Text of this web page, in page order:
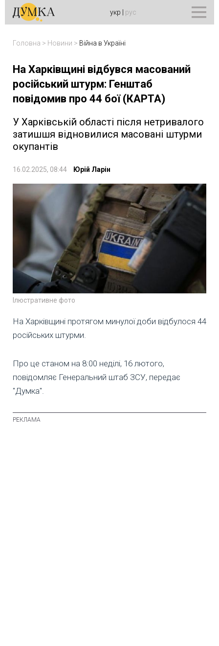
укр рус
Головна > Новини > Війна в Україні
На Харківщині відбувся масований
російський штурм: Генштаб
повідомив про 44 бої (КАРТА)
У Харківській області після нетривалого
затишшя відновилися масовані штурми
окупантів
16.02.2025, 08:44 Юрій Ларін
Ілюстративне фото
На Харківщині протягом минулої доби відбулося 44
російських штурми.
Про це станом на 8:00 неділі, 16 лютого,
повідомляє Генеральний штаб ЗСУ, передає
"Думка".